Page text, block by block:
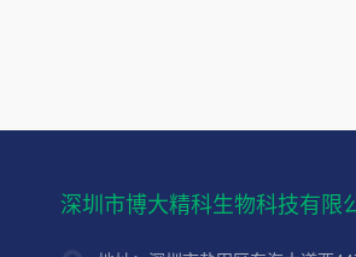
深圳市博大精科生物科技有限